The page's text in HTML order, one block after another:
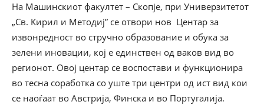
На Машинскиот факултет – Скопје, при Универзитетот
„Св. Кирил и Методиј” се отвори нов Центар за
извонредност во стручно образование и обука за
зелени иновации, кој е единствен од ваков вид во
регионот. Овој центар се воспостави и функционира
во тесна соработка со уште три центри од ист вид кои
се наоѓаат во Австрија, Финска и во Португалија.